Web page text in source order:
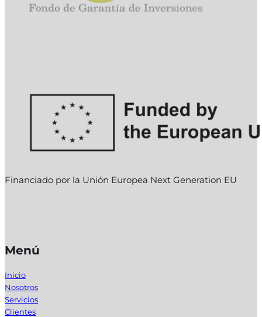
Financiado por la Unión Europea Next Generation EU
Menú
Inicio
Nosotros
Servicios
Clientes